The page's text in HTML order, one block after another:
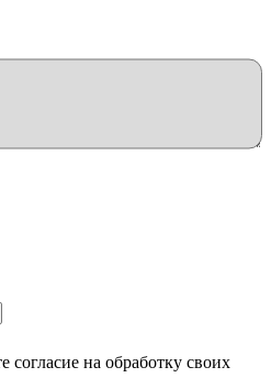
на обработку своих